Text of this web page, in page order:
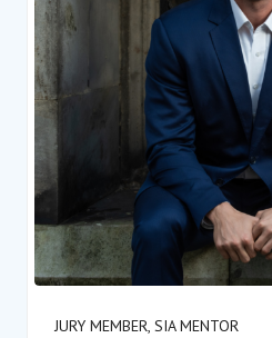
JURY MEMBER, SIA MENTOR